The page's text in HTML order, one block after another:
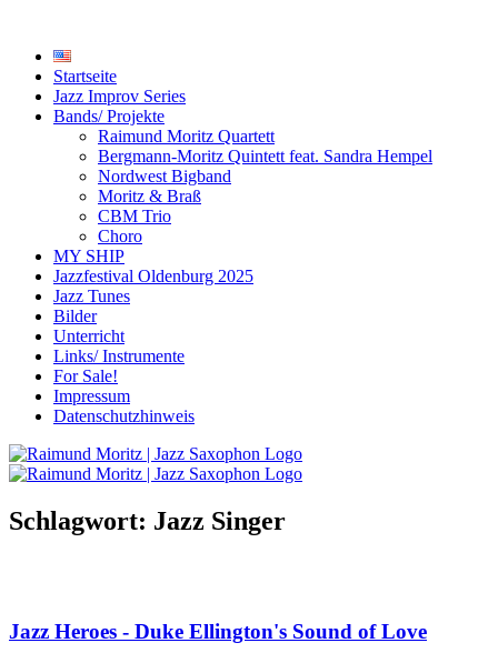
Startseite
Jazz Improv Series
Bands/ Projekte
Raimund Moritz Quartett
Bergmann-Moritz Quintett feat. Sandra Hempel
Nordwest Bigband
Moritz & Braß
CBM Trio
Choro
MY SHIP
Jazzfestival Oldenburg 2025
Jazz Tunes
Bilder
Unterricht
Links/ Instrumente
For Sale!
Impressum
Datenschutzhinweis
Schlagwort: Jazz Singer
Jazz Heroes - Duke Ellington's Sound of Love